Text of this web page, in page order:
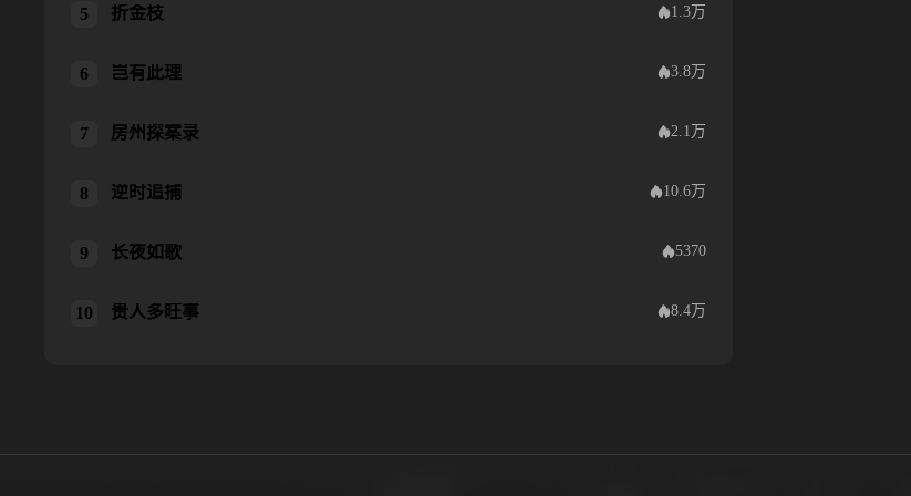
5 折金枝 1.3万
折金枝
6 岂有此理 3.8万
岂有此理
7 房州探案录 2.1万
房州探案录
8 逆时追捕 10.6万
逆时追捕
9 长夜如歌 5370
长夜如歌
10 贵人多旺事 8.4万
贵人多旺事